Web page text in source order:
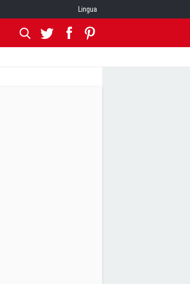
Lingua